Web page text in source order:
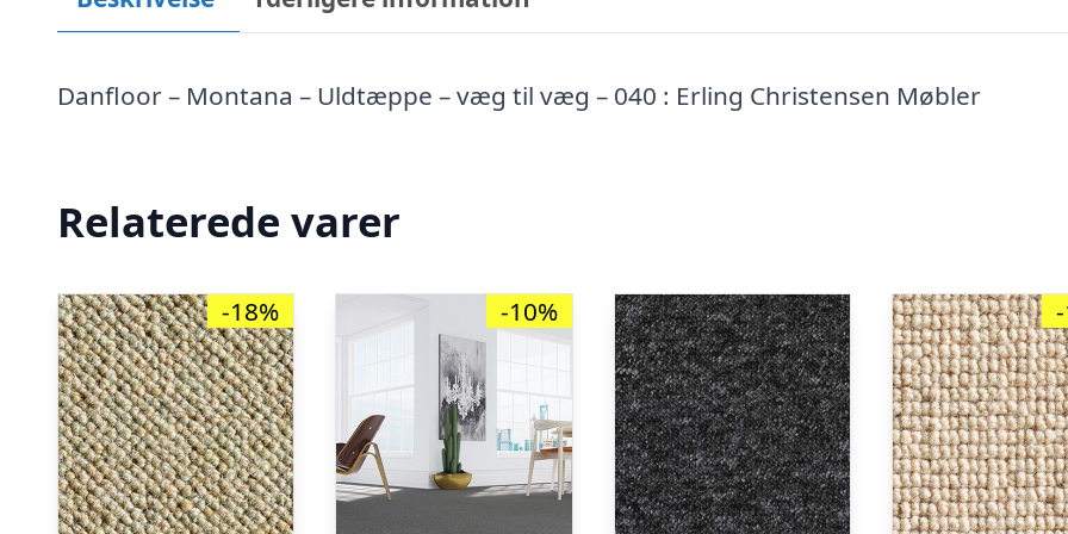
Danfloor – Montana – Uldtæppe – væg til væg – 040 : Erling Christensen Møbler
Relaterede varer
-18% -10%